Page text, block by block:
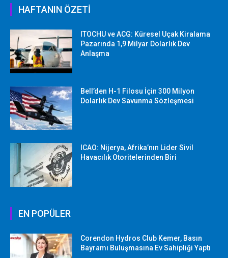
HAFTANIN ÖZETİ
ITOCHU ve ACG: Küresel Uçak Kiralama
Pazarında 1,9 Milyar Dolarlık Dev
Anlaşma
Bell’den H-1 Filosu İçin 300 Milyon
Dolarlık Dev Savunma Sözleşmesi
ICAO: Nijerya, Afrika’nın Lider Sivil
Havacılık Otoritelerinden Biri
EN POPÜLER
Corendon Hydros Club Kemer, Basın
Bayramı Buluşmasına Ev Sahipliği Yaptı